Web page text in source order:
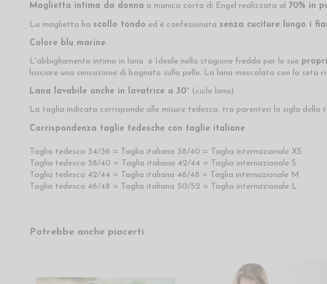
Maglietta intima da donna a manica corta di Engel realizzata al 70% in
La maglietta ha scollo tondo ed è confezionata senza cuciture lungo i
Colore blu marine.
L'abbigliamento intimo in lana è Ideale nella stagione fredda per le sue
lasciare una sensazione di bagnato sulla pelle. La lana mescolata con la seta
Lana lavabile anche in lavatrice a 30°(ciclo lana).
La taglia indicata corrisponde alle misure tedesca, tra parentesi la sigla della
Corrispondenza taglie tedesche con taglie italiane
Taglia tedesca 34/36 = Taglia italiana 38/40 = Taglia internazionale XS
Taglia tedesca 38/40 = Taglia italiana 42/44 = Taglia internazionale S
Taglia tedesca 42/44 = Taglia italiana 46/48 = Taglia internazionale M
Taglia tedesca 46/48 = Taglia italiana 50/52 = Taglia internazionale L
Potrebbe anche piacerti